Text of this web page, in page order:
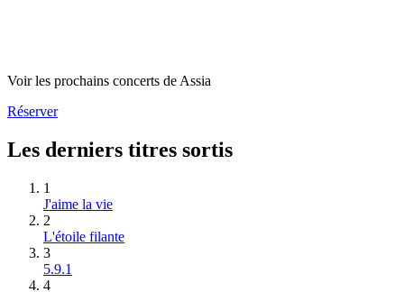
Voir les prochains concerts de Assia
Réserver
Les derniers titres sortis
1
J'aime la vie
2
L'étoile filante
3
5.9.1
4